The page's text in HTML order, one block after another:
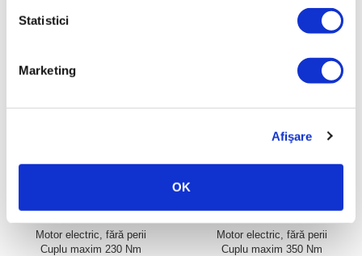
Statistici
Marketing
Afişare
OK
Motor electric, fără perii
Motor electric, fără perii
Cuplu maxim 130 Nm
RURIS RMX2300
Motor electric, fără perii
Cuplu maxim 230 Nm
RURIS RMX3500
Motor electric, fără perii
Cuplu maxim 350 Nm